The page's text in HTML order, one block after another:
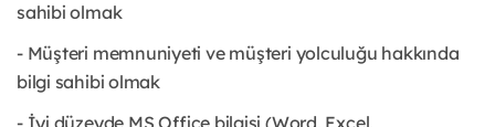
sahibi olmak
- Müşteri memnuniyeti ve müşteri yolculuğu hakkında
bilgi sahibi olmak
- İyi düzeyde MS Office bilgisi (Word, Excel,